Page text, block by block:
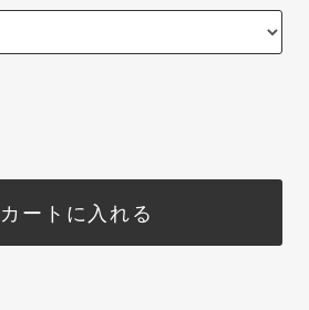
カートに入れる